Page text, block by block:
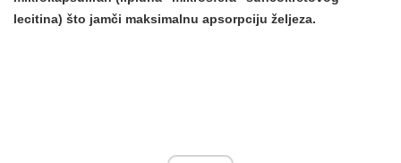
lecitina) što jamči maksimalnu apsorpciju željeza.